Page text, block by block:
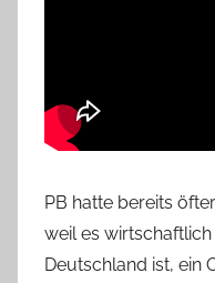
PB hatte bereits
weil es
Deutschland ist, ein